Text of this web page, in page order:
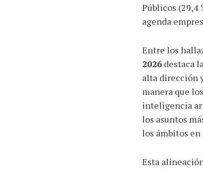
Públicos (29,4
agenda
Entre los
2026destaca
alta dirección
manera que
inteligencia
los asuntos
los ámbitos
Esta